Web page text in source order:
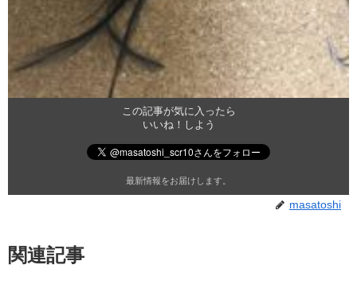
この記事が気に入ったら
いいね！しよう
最新情報をお届けします。
masatoshi
関連記事